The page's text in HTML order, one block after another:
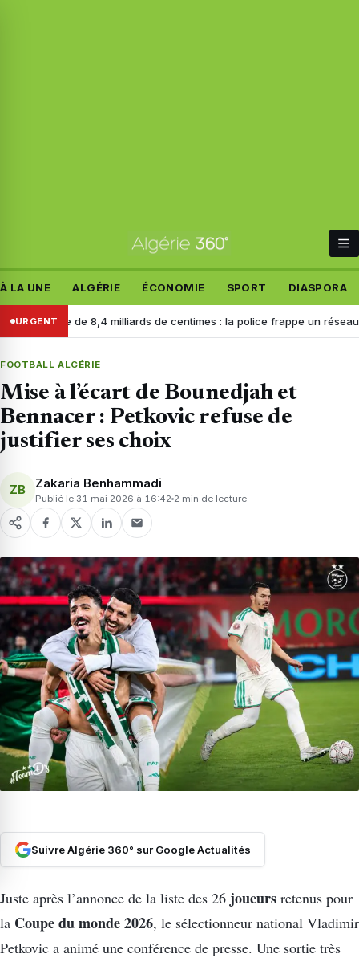
À LA UNE ALGÉRIE ÉCONOMIE SPORT DIASPORA
URGENT
de 8,4 milliards de centimes : la police frappe un réseau criminel
FOOTBALL ALGÉRIE
Mise à l’écart de Bounedjah et
Bennacer : Petkovic refuse de
justifier ses choix
ZB Zakaria Benhammadi
Publié le 31 mai 2026 à 16:42 2 min de lecture
Suivre Algérie 360° sur Google Actualités
Juste après l’annonce de la liste des 26 joueurs retenus pour
la Coupe du monde 2026, le sélectionneur national Vladimir
Petkovic a animé une conférence de presse. Une sortie très